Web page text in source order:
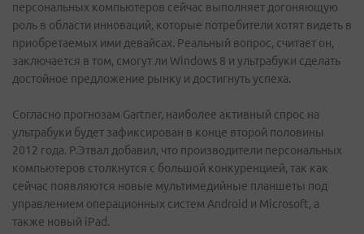
персональных компьютеров сейчас выполняет догоняющую
роль в области инноваций, которые потребители хотят видеть в
приобретаемых ими девайсах. Реальный вопрос, считает он,
заключается в том, смогут ли Windows 8 и ультрабуки сделать
достойное предложение рынку и достигнуть успеха.
Согласно прогнозам Gartner, наиболее активный спрос на
ультрабуки будет зафиксирован в конце второй половины
2012 года. Р.Этвал добавил, что производители персональных
компьютеров столкнутся с большой конкуренцией, так как
сейчас появляются новые мультимедийные планшеты под
управлением операционных систем Android и Microsoft, а
также новый iPad.